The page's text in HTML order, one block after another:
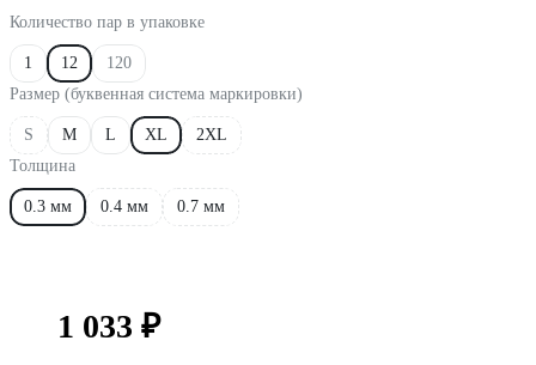
Количество пар в упаковке
1 12
120
Размер (буквенная система маркировки)
S M L XL
2XL
Толщина
0.3 мм 0.4 мм 0.7 мм
1 033 ₽